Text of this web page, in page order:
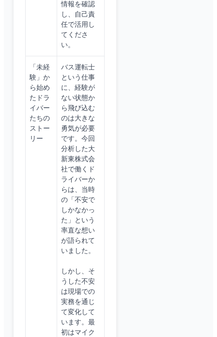
情報を確認
し、自己責
任で活用し
てくださ
い。
「未経
験」か
ら始め
たドラ
イバー
たちの
ストー
リー
バス運転士
という仕事
に、経験が
ない状態か
ら飛び込む
のは大きな
勇気が必要
です。今回
分析した大
新東株式会
社で働くド
ライバーか
らは、当時
の「不安で
しかなかっ
た」という
率直な想い
が語られて
いました。
しかし、そ
うした不安
は現場での
実務を通じ
て変化して
います。最
初はマイク